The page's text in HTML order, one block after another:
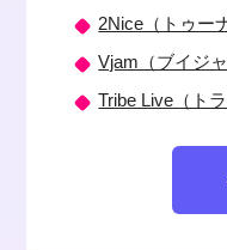
2Nice（トゥー
Vjam（ブイジャ
Tribe Live（ト